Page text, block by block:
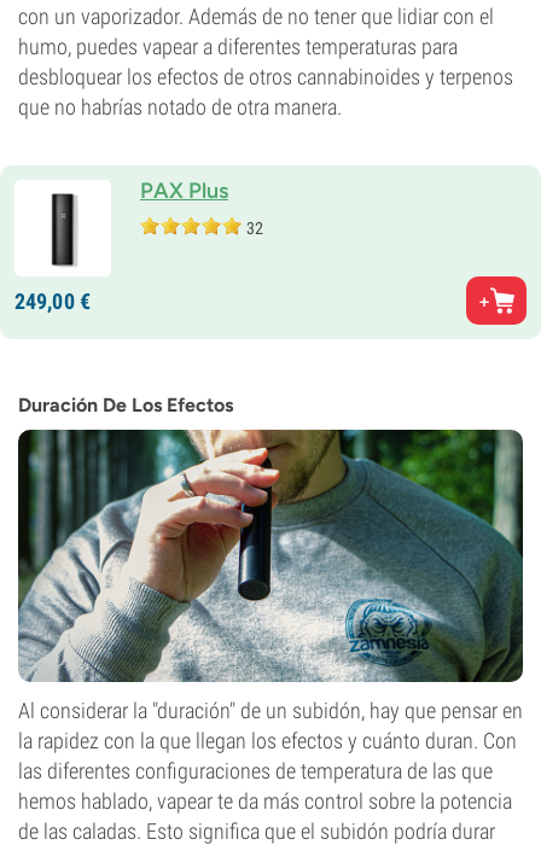
con un vaporizador. Además de no tener que lidiar con el
humo, puedes vapear a diferentes temperaturas para
desbloquear los efectos de otros cannabinoides y terpenos
que no habrías notado de otra manera.
PAX Plus
32
249,00€
Duración De Los Efectos
Al considerar la "duración" de un subidón, hay que pensar en
la rapidez con la que llegan los efectos y cuánto duran. Con
las diferentes configuraciones de temperatura de las que
hemos hablado, vapear te da más control sobre la potencia
de las caladas. Esto significa que el subidón podría durar